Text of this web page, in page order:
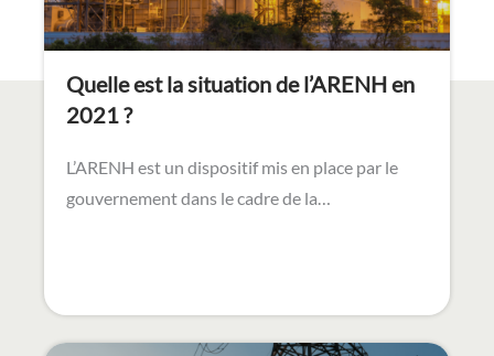
Quelle est la situation de l’ARENH en
2021 ?
L’ARENH est un dispositif mis en place par le
gouvernement dans le cadre de la…